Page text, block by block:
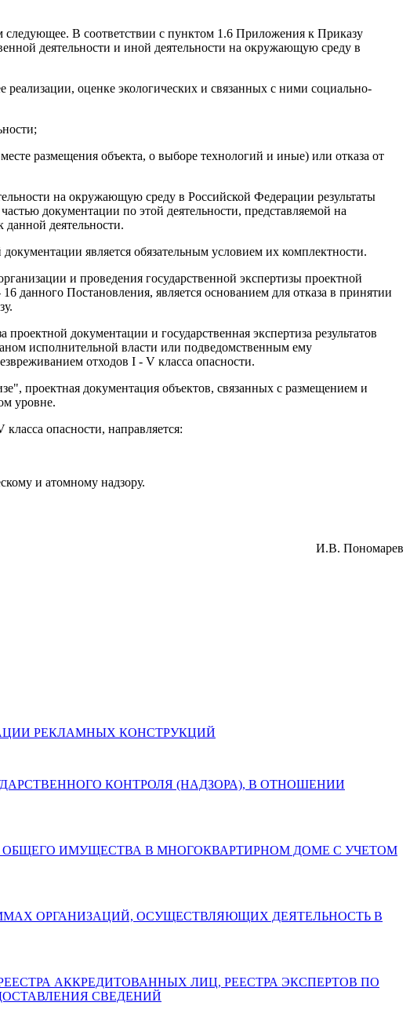
В соответствии с пунктом 1.6 Приложения к Приказу
деятельности и иной деятельности на окружающую среду в
оценке экологических и связанных с ними социально-
размещения объекта, о выборе технологий и иные) или отказа от
на окружающую среду в Российской Федерации результаты
документации по этой деятельности, представляемой на
деятельности.
является обязательным условием их комплектности.
и проведения государственной экспертизы проектной
данного Постановления, является основанием для отказа в принятии
документации и государственная экспертиза результатов
исполнительной власти или подведомственным ему
отходов I - V класса опасности.
проектная документация объектов, связанных с размещением и
уровне.
опасности, направляется:
и атомному надзору.
И.В. Пономарев
РЕКЛАМНЫХ КОНСТРУКЦИЙ
КОНТРОЛЯ (НАДЗОРА), В ОТНОШЕНИИ
И ОБЩЕГО ИМУЩЕСТВА В МНОГОКВАРТИРНОМ ДОМЕ С УЧЕТОМ
ОРГАНИЗАЦИЙ, ОСУЩЕСТВЛЯЮЩИХ ДЕЯТЕЛЬНОСТЬ В
РЕЕСТРА АККРЕДИТОВАННЫХ ЛИЦ, РЕЕСТРА ЭКСПЕРТОВ ПО
СВЕДЕНИЙ